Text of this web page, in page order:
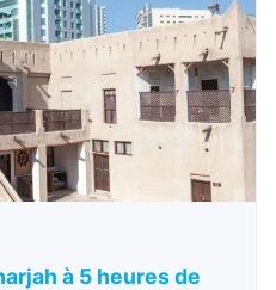
à 5 heures de